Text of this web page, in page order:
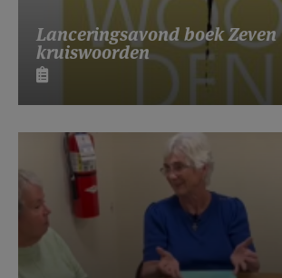
Lanceringsavond boek Zeven
kruiswoorden